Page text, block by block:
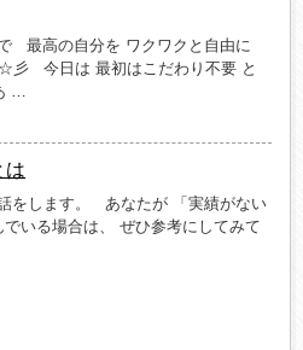
最高の自分を ワクワクと自由に
彡 今日は 最初はこだわり不要 と
…
は
をします。 あなたが 「実績がない
る場合は、 ぜひ参考にしてみて